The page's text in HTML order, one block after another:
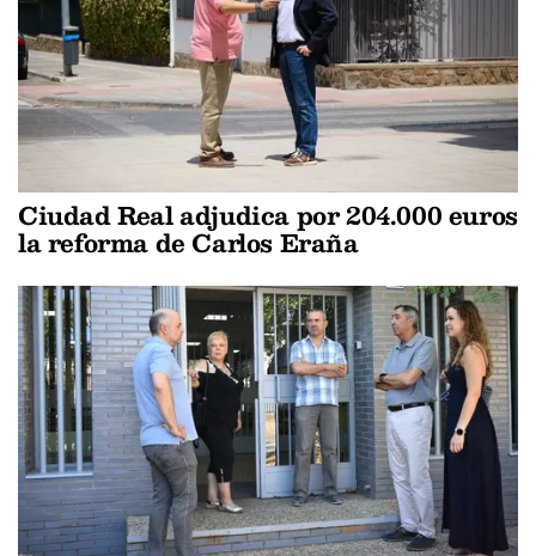
Ciudad Real adjudica por 204.000 euros
la reforma de Carlos Eraña